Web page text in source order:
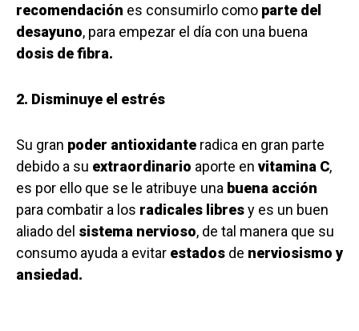
recomendación es consumirlo como parte del
desayuno, para empezar el día con una buena
dosis de fibra.
2. Disminuye el estrés
Su gran poder antioxidante radica en gran parte
debido a su extraordinario aporte en vitamina C,
es por ello que se le atribuye una buena acción
para combatir a los radicales libresy es un buen
aliado del sistema nervioso, de tal manera que su
consumo ayuda a evitar estados de nerviosismo y
ansiedad.